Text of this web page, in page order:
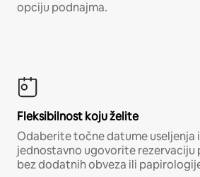
opciju podnajma.
Fleksibilnost koju želite
Odaberite točne datume useljenja
jednostavno ugovorite
bez dodatnih obveza ili